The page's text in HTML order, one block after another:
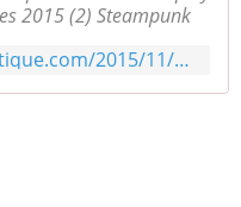
2015 (2) Steampunk
http://science-fiction-fantastique.com/2015/11/utopiales-2015-album-cosplay.html